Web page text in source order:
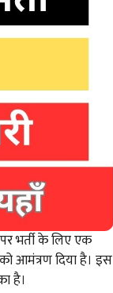
भर्ती के लिए एक
आमंत्रण दिया है। इस
है।